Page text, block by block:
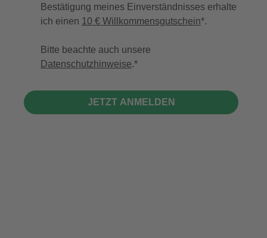
Bestätigung meines Einverständnisses erhalte
ich einen 10 € Willkommensgutschein*.
Bitte beachte auch unsere
Datenschutzhinweise.
JETZT ANMELDEN